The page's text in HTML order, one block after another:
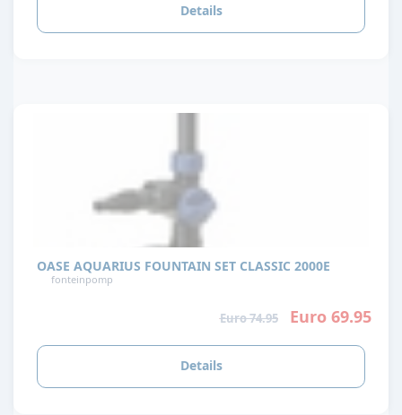
Details
OASE AQUARIUS FOUNTAIN SET CLASSIC 2000E
fonteinpomp
Euro 74.95 Euro 69.95
Details